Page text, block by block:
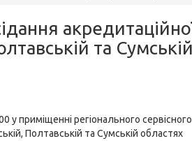
та Сумській
у приміщенні регіонального сервісного
Полтавській та Сумській областях